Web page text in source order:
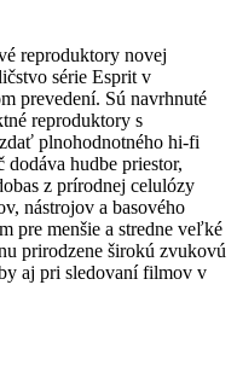
reproduktory novej
série Esprit v
prevedení. Sú navrhnuté
reproduktory s
plnohodnotného hi-fi
hudbe priestor,
z prírodnej celulózy
nástrojov a basového
pre menšie a stredne veľké
prirodzene širokú zvukovú
aj pri sledovaní filmov v